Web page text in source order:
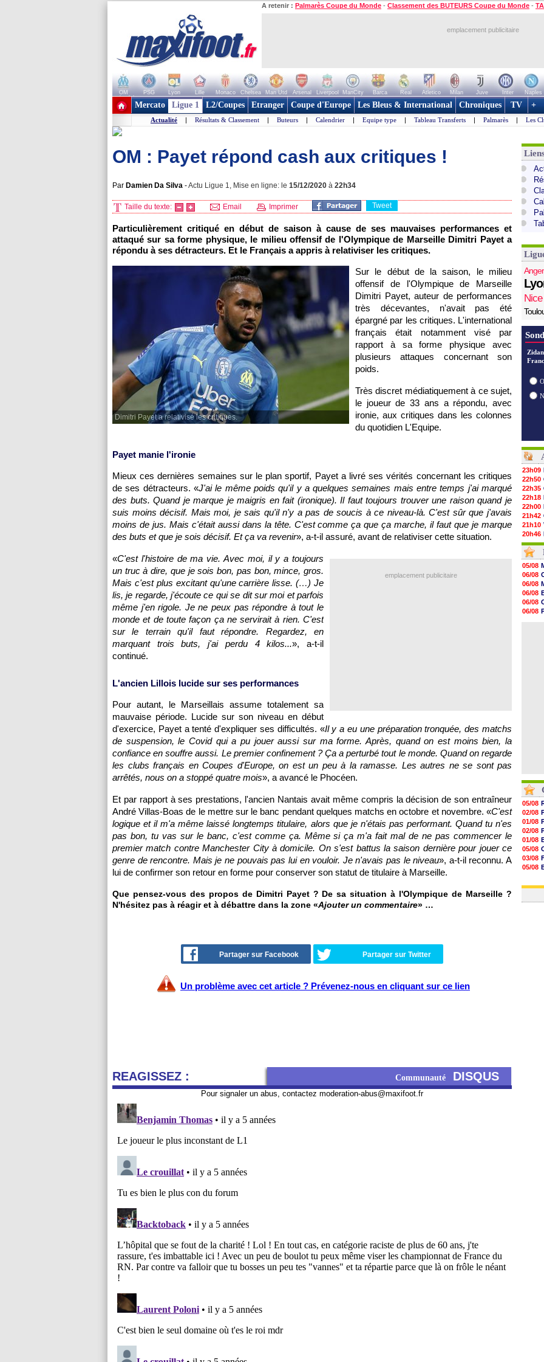
A retenir : Palmarès Coupe du Monde - Classement des BUTEURS Coupe du Monde -
emplacement publicitaire
OM PSG Lyon Lille Monaco Chelsea Man Utd Arsenal Liverpool ManCity Barca Real Atletico Milan Juve Inter Naples
+ de clubs
Mercato Ligue 1 L2/Coupes Etranger Coupe d'Europe Les Bleus & International Chroniques TV +
Actualité | Résultats & Classement | Buteurs | Calendrier | Equipe type | Tableau Transferts | Palmarès | Les
OM : Payet répond cash aux critiques !
Par Damien Da Silva -Actu Ligue 1, Mise en ligne: le 15/12/2020 à 22h34
Taille du texte: Email Imprimer Tweet
Particulièrement critiqué en début de saison à cause de ses mauvaises performances et
attaqué sur sa forme physique, le milieu offensif de l'Olympique de Marseille Dimitri Payet a
répondu à ses détracteurs. Et le Français a appris à relativiser les critiques.
Dimitri Payet a relativisé les critiques.
Sur le début de la saison, le milieu
offensif de l'Olympique de Marseille
Dimitri Payet, auteur de performances
très décevantes, n'avait pas été
épargné par les critiques. L'international
français était notamment visé par
rapport à sa forme physique avec
plusieurs attaques concernant son
poids.
Très discret médiatiquement à ce sujet,
le joueur de 33 ans a répondu, avec
ironie, aux critiques dans les colonnes
du quotidien L'Equipe.
Payet manie l'ironie
Mieux ces dernières semaines sur le plan sportif, Payet a livré ses vérités concernant les critiques
de ses détracteurs. «J'ai le même poids qu'il y a quelques semaines mais entre temps j'ai marqué
des buts. Quand je marque je maigris en fait (ironique). Il faut toujours trouver une raison quand je
suis moins décisif. Mais moi, je sais qu'il n'y a pas de soucis à ce niveau-là. C'est sûr que j'avais
moins de jus. Mais c'était aussi dans la tête. C'est comme ça que ça marche, il faut que je marque
des buts et que je sois décisif. Et ça va revenir», a-t-il assuré, avant de relativiser cette situation.
emplacement publicitaire
«C'est l'histoire de ma vie. Avec moi, il y a toujours
un truc à dire, que je sois bon, pas bon, mince, gros.
Mais c'est plus excitant qu'une carrière lisse. (…) Je
lis, je regarde, j'écoute ce qui se dit sur moi et parfois
même j'en rigole. Je ne peux pas répondre à tout le
monde et de toute façon ça ne servirait à rien. C'est
sur le terrain qu'il faut répondre. Regardez, en
marquant trois buts, j'ai perdu 4 kilos...», a-t-il
continué.
L'ancien Lillois lucide sur ses performances
Pour autant, le Marseillais assume totalement sa
mauvaise période. Lucide sur son niveau en début
d'exercice, Payet a tenté d'expliquer ses difficultés. «Il y a eu une préparation tronquée, des matchs
de suspension, le Covid qui a pu jouer aussi sur ma forme. Après, quand on est moins bien, la
confiance en souffre aussi. Le premier confinement ? Ça a perturbé tout le monde. Quand on regarde
les clubs français en Coupes d'Europe, on est un peu à la ramasse. Les autres ne se sont pas
arrêtés, nous on a stoppé quatre mois», a avancé le Phocéen.
Et par rapport à ses prestations, l'ancien Nantais avait même compris la décision de son entraîneur
André Villas-Boas de le mettre sur le banc pendant quelques matchs en octobre et novembre. «C'est
logique et il m'a même laissé longtemps titulaire, alors que je n'étais pas performant. Quand tu n'es
pas bon, tu vas sur le banc, c'est comme ça. Même si ça m'a fait mal de ne pas commencer le
premier match contre Manchester City à domicile. On s'est battus la saison dernière pour jouer ce
genre de rencontre. Mais je ne pouvais pas lui en vouloir. Je n'avais pas le niveau», a-t-il reconnu. A
lui de confirmer son retour en forme pour conserver son statut de titulaire à Marseille.
Que pensez-vous des propos de Dimitri Payet ? De sa situation à l'Olympique de Marseille ?
N'hésitez pas à réagir et à débattre dans la zone «Ajouter un commentaire» …
Partager sur Facebook Partager sur Twitter
Un problème avec cet article ? Prévenez-nous en cliquant sur ce lien
REAGISSEZ : Communauté DISQUS
Pour signaler un abus, contactez moderation-abus@maxifoot.fr
Nice
23h09
22h50
22h35
22h18
22h00
21h42
21h10
20h46
20h30
20h01
19h18
19h09
18h48
18h37
18h29
17h58
17h46
05/08
06/08
06/08
06/08
06/08
06/08
05/08
02/08
01/08
02/08
01/08
05/08
03/08
05/08
03/08